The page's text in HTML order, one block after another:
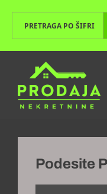
Podesite